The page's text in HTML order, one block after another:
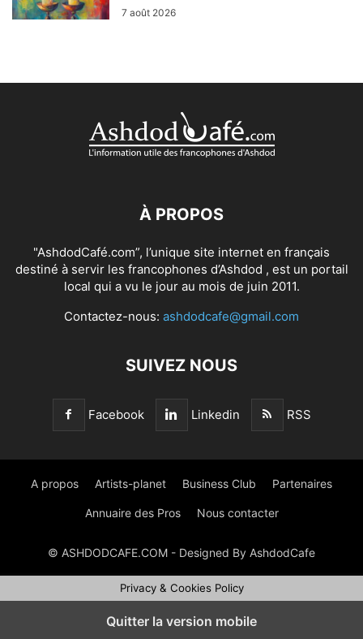
7 août 2026
À PROPOS
"AshdodCafé.com”, l’unique site internet en français
destiné à servir les francophones d’Ashdod , est un portail
local qui a vu le jour au mois de juin 2011.
Contactez-nous: ashdodcafe@gmail.com
SUIVEZ NOUS
Facebook Linkedin RSS
A propos Artists-planet Business Club Partenaires
Annuaire des Pros Nous contacter
© ASHDODCAFE.COM - Designed By AshdodCafe
Privacy & Cookies Policy
Quitter la version mobile